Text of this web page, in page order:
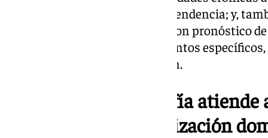
frecuentemente asociada a dependencia; y,
enfermedad crónica evolutiva con pronóstico
manera limitada a los tratamientos
frecuentes crisis en la evolución.
El Hospital Reina Sofía atiende
personas en hospitalización